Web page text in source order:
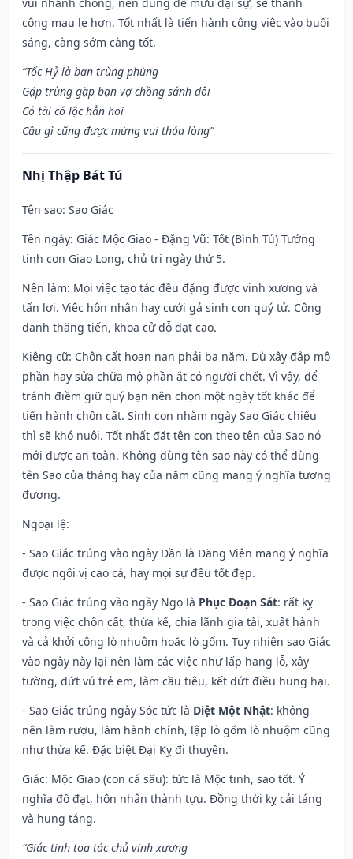
công mau lẹ hơn. Tốt nhất là tiến hành công việc vào buổi
sáng, càng sớm càng tốt.
“Tốc Hỷ là bạn trùng phùng
Gặp trùng gặp bạn vợ chồng sánh đôi
Có tài có lộc hẳn hoi
Cầu gì cũng được mừng vui thỏa lòng”
Nhị Thập Bát Tú
Tên sao: Sao Giác
Tên ngày: Giác Mộc Giao - Đặng Vũ: Tốt (Bình Tú) Tướng
tinh con Giao Long, chủ trị ngày thứ 5.
Nên làm: Mọi việc tạo tác đều đặng được vinh xương và
tấn lợi. Việc hôn nhân hay cưới gả sinh con quý tử. Công
danh thăng tiến, khoa cử đỗ đạt cao.
Kiêng cữ: Chôn cất hoạn nạn phải ba năm. Dù xây đắp mộ
phần hay sửa chữa mộ phần ắt có người chết. Vì vậy, để
tránh điềm giữ quý bạn nên chọn một ngày tốt khác để
tiến hành chôn cất. Sinh con nhằm ngày Sao Giác chiếu
thì sẽ khó nuôi. Tốt nhất đặt tên con theo tên của Sao nó
mới được an toàn. Không dùng tên sao này có thể dùng
tên Sao của tháng hay của năm cũng mang ý nghĩa tương
đương.
Ngoại lệ:
- Sao Giác trúng vào ngày Dần là Đăng Viên mang ý nghĩa
được ngôi vị cao cả, hay mọi sự đều tốt đẹp.
- Sao Giác trúng vào ngày Ngọ là Phục Đoạn Sát: rất kỵ
trong việc chôn cất, thừa kế, chia lãnh gia tài, xuất hành
và cả khởi công lò nhuộm hoặc lò gốm. Tuy nhiên sao Giác
vào ngày này lại nên làm các việc như lấp hang lỗ, xây
tường, dứt vú trẻ em, làm cầu tiêu, kết dứt điều hung hại.
- Sao Giác trúng ngày Sóc tức là Diệt Một Nhật: không
nên làm rượu, làm hành chính, lập lò gốm lò nhuộm cũng
như thừa kế. Đặc biệt Đại Kỵ đi thuyền.
Giác: Mộc Giao (con cá sấu): tức là Mộc tinh, sao tốt. Ý
nghĩa đỗ đạt, hôn nhân thành tựu. Đồng thời kỵ cải táng
và hung táng.
“Giác tinh tọa tác chủ vinh xương